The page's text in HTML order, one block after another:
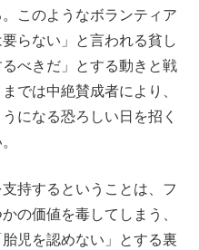
このようなボランティア
らない」と言われる貧し
べきだ」とする動きと戦
では中絶賛成者により、
になる恐ろしい日を招く
持するということは、フ
の価値を毒してしまう、
児を認めない」とする裏